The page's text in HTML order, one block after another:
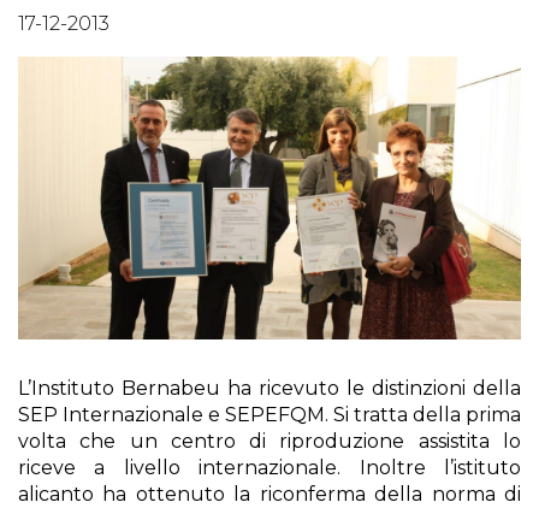
17-12-2013
L’Instituto Bernabeu ha ricevuto le distinzioni della
SEP Internazionale e SEPEFQM. Si tratta della prima
volta che un centro di riproduzione assistita lo
riceve a livello internazionale. Inoltre l’istituto
alicanto ha ottenuto la riconferma della norma di